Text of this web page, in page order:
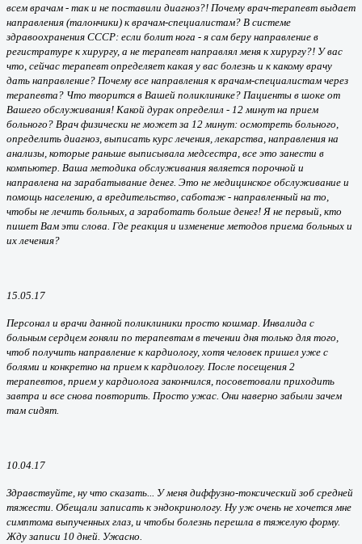
всем врачам - так и не поставили диагноз?! Почему врач-терапевт выдает
направления (талончики) к врачам-специалистам? В системе
здравоохранения СССР: если болит нога - я сам беру направление в
регистратуре к хирургу, а не терапевт направлял меня к хирургу?! У вас
что, сейчас терапевт определяет какая у вас болезнь и к какому врачу
дать направление? Почему все направления к врачам-специалистам через
терапевта? Что творится в Вашей поликлинике? Пациенты в шоке от
Вашего обслуживания! Какой дурак определил - 12 минут на прием
больного? Врач физически не может за 12 минут: осмотреть больного,
определить диагноз, выписать курс лечения, лекарства, направления на
анализы, которые раньше выписывала медсестра, все это занести в
компьютер. Ваша методика обслуживания является порочной и
направлена на зарабатывание денег. Это не медицинское обслуживание и
помощь населению, а вредительство, саботаж - направленный на то,
чтобы не лечить больных, а заработать больше денег! Я не первый, кто
пишет Вам эти слова. Где реакция и изменение методов приема больных и
их лечения?
15.05.17
Персонал и врачи данной поликлиники просто кошмар. Инвалида с
больным сердцем гоняли по терапевтам в течении дня только для того,
чтоб получить направление к кардиологу, хотя человек пришел уже с
болями и конкретно на прием к кардиологу. После посещения 2
терапевтов, прием у кардиолога закончился, посоветовали приходить
завтра и все снова повторить. Просто ужас. Они наверно забыли зачем
там сидят.
10.04.17
Здравствуйте, ну что сказать... У меня диффузно-токсический зоб средней
тяжести. Обещали записать к эндокринологу. Ну уж очень не хочется мне
симптома выпученных глаз, и чтобы болезнь перешла в тяжелую форму.
Жду записи 10 дней. Ужасно.